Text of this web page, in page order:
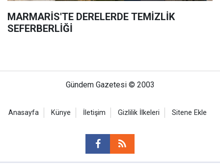
MARMARİS'TE DERELERDE TEMİZLİK
SEFERBERLİĞİ
Gündem Gazetesi © 2003
Anasayfa Künye İletişim Gizlilik İlkeleri Sitene Ekle